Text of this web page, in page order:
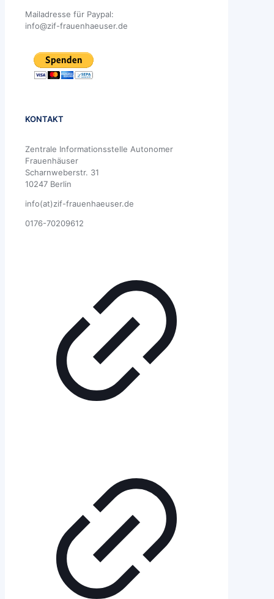
Mailadresse für Paypal:
info@zif-frauenhaeuser.de
KONTAKT
Zentrale Informationsstelle Autonomer
Frauenhäuser
Scharnweberstr. 31
10247 Berlin
info(at)zif-frauenhaeuser.de
0176-70209612